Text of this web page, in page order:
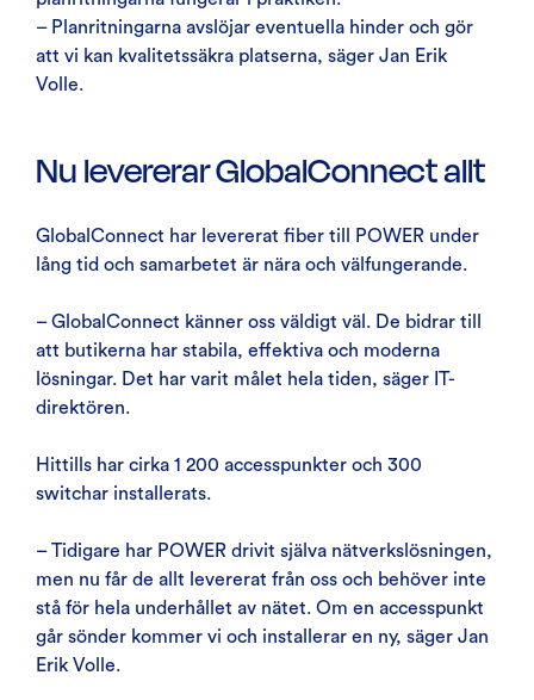
– Planritningarna avslöjar eventuella hinder och gör
att vi kan kvalitetssäkra platserna, säger Jan Erik
Volle.
Nu levererar GlobalConnect allt
GlobalConnect har levererat fiber till POWER under
lång tid och samarbetet är nära och välfungerande.
– GlobalConnect känner oss väldigt väl. De bidrar till
att butikerna har stabila, effektiva och moderna
lösningar. Det har varit målet hela tiden, säger IT-
direktören.
Hittills har cirka 1 200 accesspunkter och 300
switchar installerats.
– Tidigare har POWER drivit själva nätverkslösningen,
men nu får de allt levererat från oss och behöver inte
stå för hela underhållet av nätet. Om en accesspunkt
går sönder kommer vi och installerar en ny, säger Jan
Erik Volle.